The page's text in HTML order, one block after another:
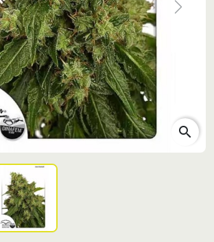
Next
search